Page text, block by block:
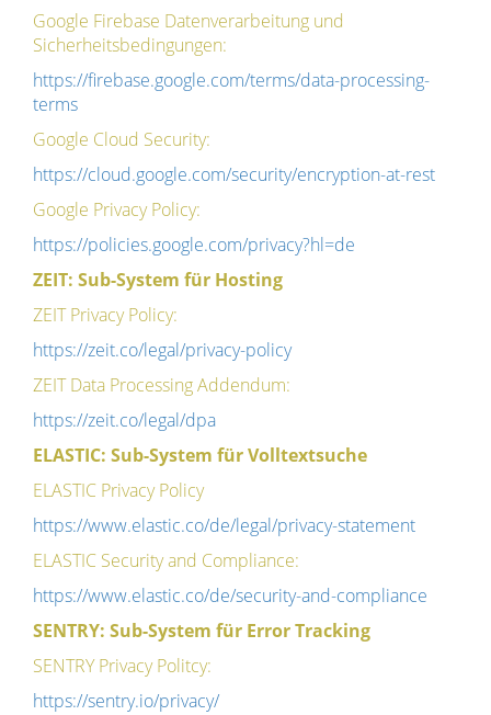
Google Firebase Datenverarbeitung und
Sicherheitsbedingungen:
https://firebase.google.com/terms/data-processing-
terms
Google Cloud Security:
https://cloud.google.com/security/encryption-at-rest
Google Privacy Policy:
https://policies.google.com/privacy?hl=de
ZEIT: Sub-System für Hosting
ZEIT Privacy Policy:
https://zeit.co/legal/privacy-policy
ZEIT Data Processing Addendum:
https://zeit.co/legal/dpa
ELASTIC: Sub-System für Volltextsuche
ELASTIC Privacy Policy
https://www.elastic.co/de/legal/privacy-statement
ELASTIC Security and Compliance:
https://www.elastic.co/de/security-and-compliance
SENTRY: Sub-System für Error Tracking
SENTRY Privacy Politcy:
https://sentry.io/privacy/